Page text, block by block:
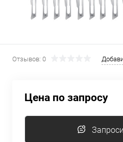
Отзывов: 0
Цена по запросу